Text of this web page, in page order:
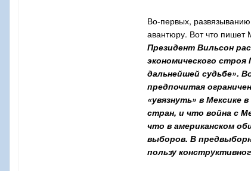
Во-первых,
авантюру. Вот что пишет
Президент Вильсон
экономического
дальнейшей судьбе».
предпочитая
«увязнуть» в Мексике
стран, и что война с
что в американском
выборов. В
пользу